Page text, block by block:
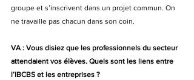
groupe et s’inscrivent dans un projet commun. On
ne travaille pas chacun dans son coin.
VA : Vous disiez que les professionnels du secteur
attendaient vos élèves. Quels sont les liens entre
l’IBCBS et les entreprises ?